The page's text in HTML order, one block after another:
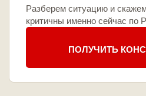
Разберем ситуацию и
критичны именно сейчас по
ПОЛУЧИТЬ